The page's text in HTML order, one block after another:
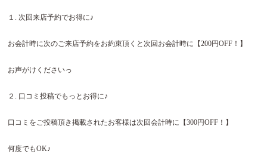
１ . 次回来店予約でお得に♪
お会計時に次のご来店予約をお約束頂くと次回お会計時に【200円OFF！】
お声がけくださいっ
２ . 口コミ投稿でもっとお得に♪
口コミをご投稿頂き掲載されたお客様は次回会計時に【300円OFF！】
何度でもOK♪